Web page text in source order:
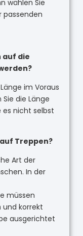
wählen Sie
passenden
auf die
im Voraus
die Länge
es nicht selbst
Treppen?
Art der
In der
müssen
und korrekt
ausgerichtet